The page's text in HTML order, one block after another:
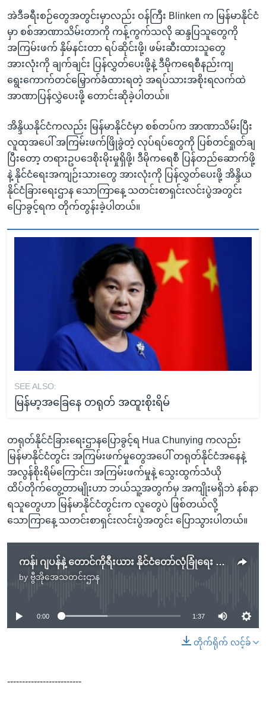
အဲဒီခရီးစဉ်တွေအတွင်းမှာလည်း ဝန်ကြီး Blinken က မြန်မာနိုင်ငံ
မှာ စစ်အာဏာသိမ်းတာကို ကန့်ကွက်သလို ဆန္ဒပြသူတွေကို
အကြမ်းဖက် နှိမ်နင်းတာ ရပ်ဆိုင်းဖို့၊ ဖမ်းဆီးထားသူတွေ
အားလုံးကို ချက်ချင်း ပြန်လွှတ်ပေးဖို့နဲ့ ဒီမိုကရေစီနည်းကျ
ရွေးကောက်တင်မြှောက်ခံထားရတဲ့ အရပ်သားအစိုးရလက်ထဲ
အာဏာပြန်လွှဲပေးဖို့ တောင်းဆိုခဲ့ပါတယ်။
အိန္ဒိယနိုင်ငံကလည်း မြန်မာနိုင်ငံမှာ စစ်တပ်က အာဏာသိမ်းပြီး
လူထုအပေါ် အကြမ်းဖက်ဖြိုခွဲတဲ့ လုပ်ရပ်တွေကို ပြစ်တင်ရှုတ်ချ
ပြီးတော့ တရားဥပဒေစိုးမိုးမှုရှိဖို့၊ ဒီမိုကရေစီ ပြန်တည်ဆောက်ဖို့
နဲ့ နိုင်ငံရေးအကျဉ်းသားတွေ အားလုံးကို ပြန်လွှတ်ပေးဖို့ အိန္ဒိယ
နိုင်ငံခြားရေးဌာန သောကြာနေ့ သတင်းစာရှင်းလင်းပွဲအတွင်း
ပြောခွင့်ရက တိုက်တွန်းခဲ့ပါတယ်။
SEE ALSO:
မြန်မာ့အခြေနေ တရုတ် အထူးစိုးရိမ်
တရုတ်နိုင်ငံခြားရေးဌာနပြောခွင့်ရ Hua Chunying ကလည်း
မြန်မာနိုင်ငံတွင်း အကြမ်းဖက်မှုတွေအပေါ် တရုတ်နိုင်ငံအနေနဲ့
အလွန်စိုးရိမ်ကြောင်း၊ အကြမ်းဖက်မှုနဲ့ သွေးထွက်သံယို
ထိပ်တိုက်တွေ့တာမျိုးဟာ ဘယ်သူ့အတွက်မှ အကျိုးမရှိဘဲ နစ်နာ
ရသူတွေဟာ မြန်မာနိုင်ငံတွင်းက လူတွေပဲ ဖြစ်တယ်လို့
သောကြာနေ့ သတင်းစာရှင်းလင်းပွဲအတွင်း ပြောသွားပါတယ်။
ကန်၊ ဂျပန်နဲ့ တောင်ကိုရီးယား နိုင်ငံတော်လုံခြုံရေး အကြံပေးများ မြန်မာ့အရေး ဆွေးနွေး
by ဗွီအိုအေသတင်းဌာန
No media source currently available
0:00 1:37
တိုက်ရိုက် လင့်ခ်
-------------------------